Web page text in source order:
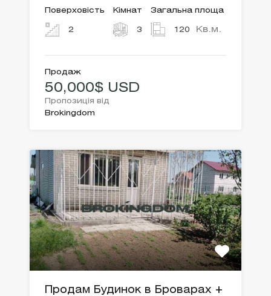
Поверховість
2
Кімнат
3
Загальна площа
120 Кв.м.
Продаж
50,000$ USD
Пропозиція від
Brokingdom
Продам Будинок в Броварах +